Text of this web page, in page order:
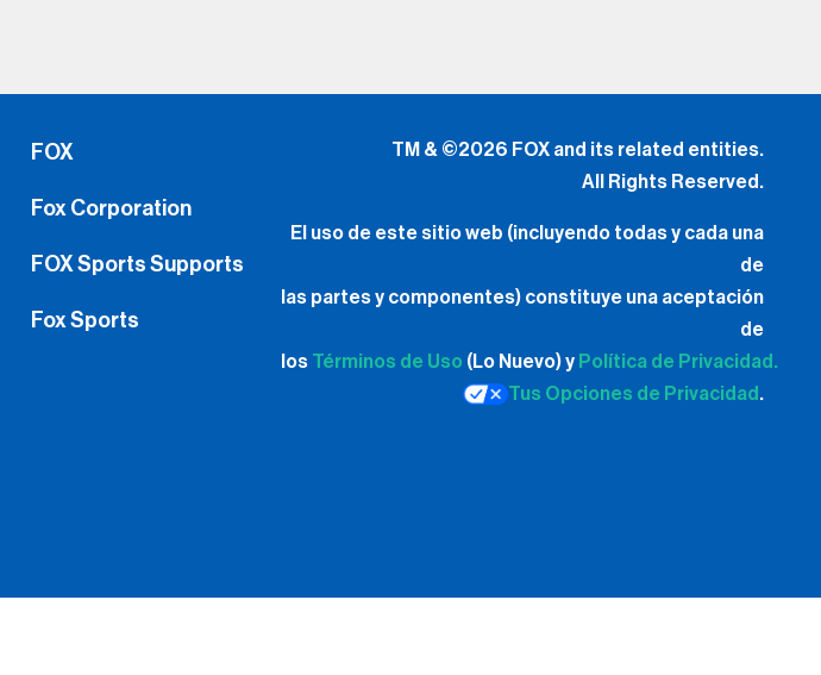
FOX
Fox Corporation
FOX Sports Supports
Fox Sports
TM & ©2026 FOX and its related entities.
All Rights Reserved.
El uso de este sitio web (incluyendo todas y cada una
de
las partes y componentes) constituye una aceptación
de
los Términos de Uso (Lo Nuevo) y Política de Privacidad.
Tus Opciones de Privacidad .